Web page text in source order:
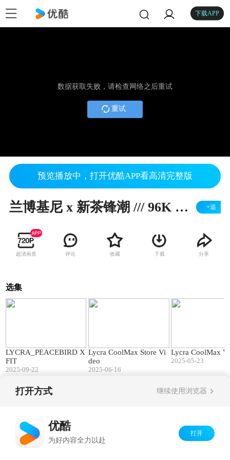
下载APP
数据获取失败，请检查网络之后重试
重试
预览播放中，打开优酷APP看高清完整版
兰博基尼 x 新茶锋潮 /// 96K 为 2012 GALLARDO 的设计 +追
超清画质 评论 收藏 下载 分享
选集
LYCRA_PEACEBIRD X
FIT
2025-09-22
Lycra CoolMax Store Vi
deo
2025-06-16
Lycra CoolMax
2025-05-23
打开方式 继续使用浏览器
优酷
为好内容全力以赴
打开